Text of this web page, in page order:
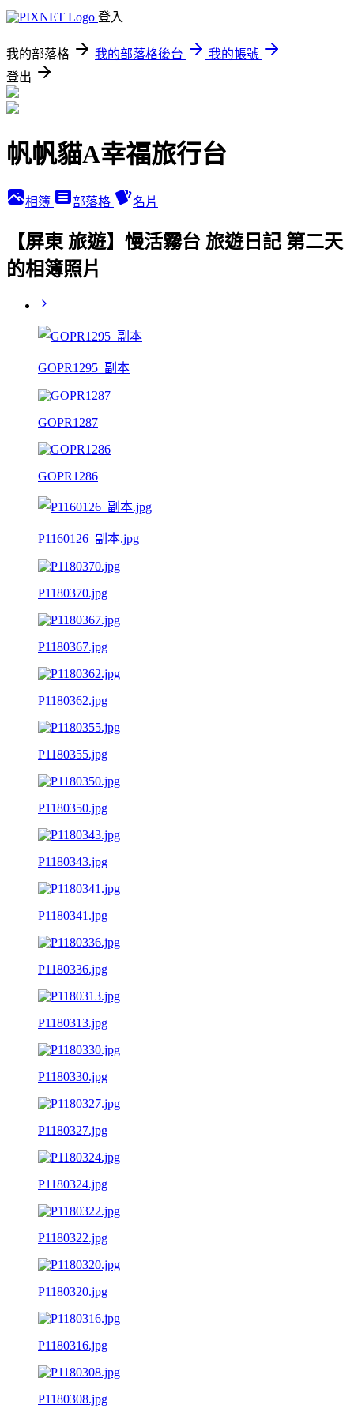
登入
我的部落格 我的部落格後台
我的帳號
登出
帆帆貓A幸福旅行台
相簿 部落格 名片
【屏東 旅遊】慢活霧台 旅遊日記 第二天
的相簿照片
GOPR1295_副本
GOPR1287
GOPR1286
P1160126_副本.jpg
P1180370.jpg
P1180367.jpg
P1180362.jpg
P1180355.jpg
P1180350.jpg
P1180343.jpg
P1180341.jpg
P1180336.jpg
P1180313.jpg
P1180330.jpg
P1180327.jpg
P1180324.jpg
P1180322.jpg
P1180320.jpg
P1180316.jpg
P1180308.jpg